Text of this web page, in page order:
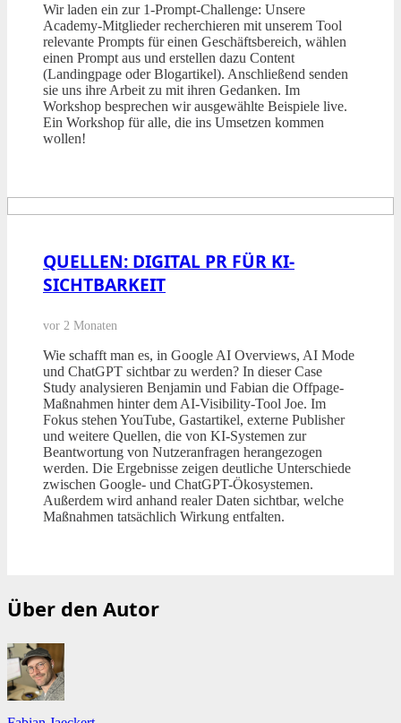
Wir laden ein zur 1-Prompt-Challenge: Unsere
Academy-Mitglieder recherchieren mit unserem Tool
relevante Prompts für einen Geschäftsbereich, wählen
einen Prompt aus und erstellen dazu Content
(Landingpage oder Blogartikel). Anschließend senden
sie uns ihre Arbeit zu mit ihren Gedanken. Im
Workshop besprechen wir ausgewählte Beispiele live.
Ein Workshop für alle, die ins Umsetzen kommen
wollen!
QUELLEN: DIGITAL PR FÜR KI-
SICHTBARKEIT
vor 2 Monaten
Wie schafft man es, in Google AI Overviews, AI Mode
und ChatGPT sichtbar zu werden? In dieser Case
Study analysieren Benjamin und Fabian die Offpage-
Maßnahmen hinter dem AI-Visibility-Tool Joe. Im
Fokus stehen YouTube, Gastartikel, externe Publisher
und weitere Quellen, die von KI-Systemen zur
Beantwortung von Nutzeranfragen herangezogen
werden. Die Ergebnisse zeigen deutliche Unterschiede
zwischen Google- und ChatGPT-Ökosystemen.
Außerdem wird anhand realer Daten sichtbar, welche
Maßnahmen tatsächlich Wirkung entfalten.
Über den Autor